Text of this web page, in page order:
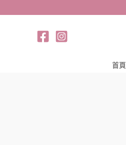
首頁